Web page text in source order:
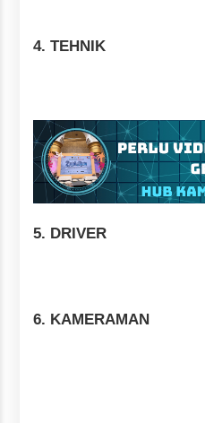
4.TEHNIK
5. DRIVER
6. KAMERAMAN